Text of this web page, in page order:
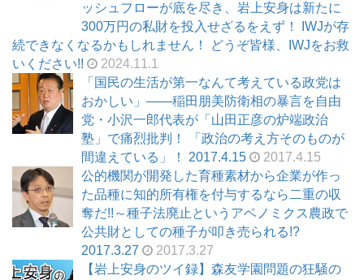
ッシュフローが底を尽き、岩上安身は新たに
300万円の私財を投入せざるをえず！ IWJが存
続できなくなるかもしれません！ どうぞ皆様、IWJをお救
いください!!
2024.11.1
「国民の生活が第一なんて考えている政党は
おかしい」――稲田朋美防衛相の暴言を自由
党・小沢一郎代表が「山田正彦の炉端政治
塾」で痛烈批判！ 「政治の考え方そのものが
間違えている」！ 2017.4.15
2017.4.15
公的機関が開発した育種素材から企業が作っ
た品種に知的所有権を付与するなら二重の収
奪だ!!～種子法廃止というアベノミクス農政で
公共財としての種子が叩き売られる!?
2017.3.27
2017.3.27
【岩上安身のツイ録】森友学園問題の狂騒の